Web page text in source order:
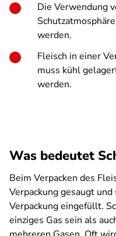
Die Verwendung
werden.
Fleisch in einer
muss kühl
werden.
Was bedeutet
Beim Verpacken des
Verpackung gesaugt
Verpackung eingefüllt.
einziges Gas sein als